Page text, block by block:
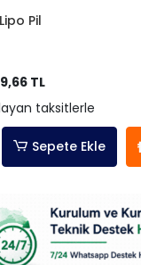
Pil
TL
taksitlerle
Sepete Ekle